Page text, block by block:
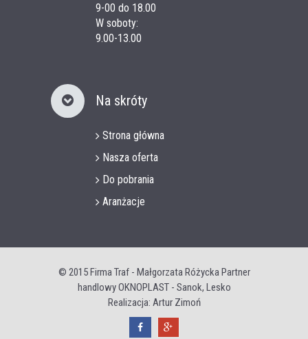
9-00 do 18.00
W soboty:
9.00-13.00
Na skróty
Strona główna
Nasza oferta
Do pobrania
Aranżacje
© 2015Firma Traf - Małgorzata Różycka Partner
handlowy OKNOPLAST - Sanok, Lesko
Realizacja: Artur Zimoń